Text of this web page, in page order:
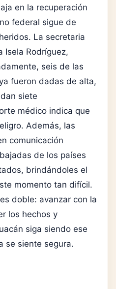
en la recuperación
federal sigue de
La secretaria
Isela Rodríguez,
seis de las
fueron dadas de alta,
siete
médico indica que
Además, las
comunicación
de los países
brindándoles el
momento tan difícil.
doble: avanzar con la
los hechos y
siga siendo ese
se siente segura.